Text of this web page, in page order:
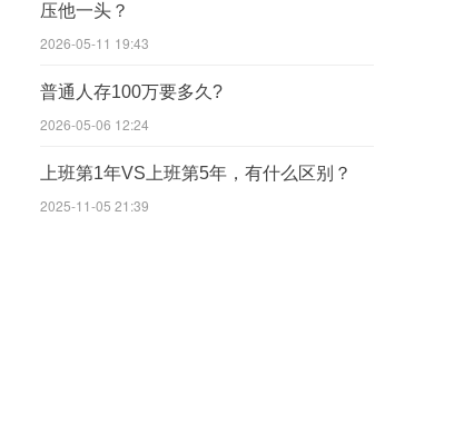
压他一头？
2026-05-11 19:43
普通人存100万要多久?
2026-05-06 12:24
上班第1年VS上班第5年，有什么区别？
2025-11-05 21:39